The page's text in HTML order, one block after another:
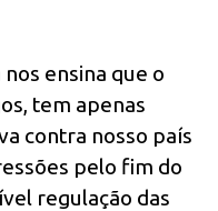
ensina que o
tem apenas
contra nosso país
pelo fim do
regulação das